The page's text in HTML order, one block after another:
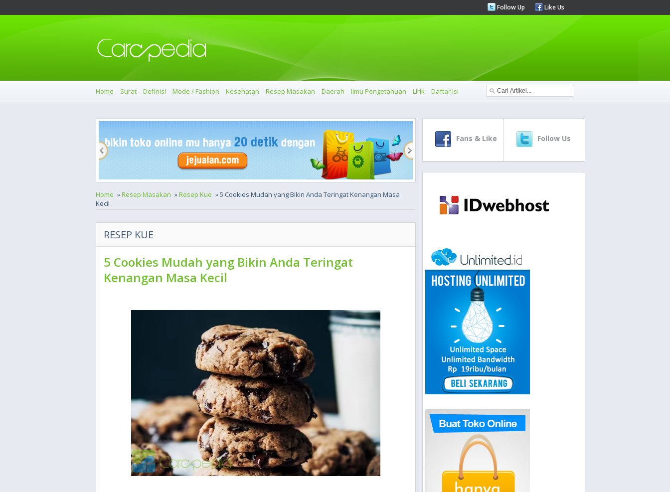
Follow Up Like Us
Home Surat Definisi Mode / Fashion Kesehatan Resep Masakan Daerah Ilmu Pengetahuan Lirik Daftar Isi
Home »Resep Masakan »Resep Kue » 5 Cookies Mudah yang Bikin Anda Teringat Kenangan Masa
Kecil
RESEP KUE
5 Cookies Mudah yang Bikin Anda Teringat
Kenangan Masa Kecil
Fans & Like Follow Us